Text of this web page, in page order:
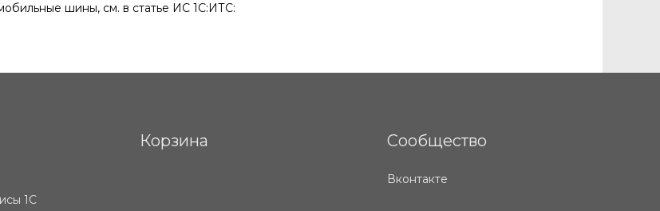
шины, см. в статье ИС 1С:ИТС:
1С
Корзина Сообщество
Вконтакте